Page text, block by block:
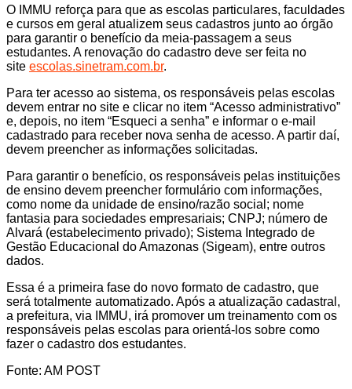
O IMMU reforça para que as escolas particulares, faculdades
e cursos em geral atualizem seus cadastros junto ao órgão
para garantir o benefício da meia-passagem a seus
estudantes. A renovação do cadastro deve ser feita no
site escolas.sinetram.com.br.
Para ter acesso ao sistema, os responsáveis pelas escolas
devem entrar no site e clicar no item “Acesso administrativo”
e, depois, no item “Esqueci a senha” e informar o e-mail
cadastrado para receber nova senha de acesso. A partir daí,
devem preencher as informações solicitadas.
Para garantir o benefício, os responsáveis pelas instituições
de ensino devem preencher formulário com informações,
como nome da unidade de ensino/razão social; nome
fantasia para sociedades empresariais; CNPJ; número de
Alvará (estabelecimento privado); Sistema Integrado de
Gestão Educacional do Amazonas (Sigeam), entre outros
dados.
Essa é a primeira fase do novo formato de cadastro, que
será totalmente automatizado. Após a atualização cadastral,
a prefeitura, via IMMU, irá promover um treinamento com os
responsáveis pelas escolas para orientá-los sobre como
fazer o cadastro dos estudantes.
Fonte: AM POST